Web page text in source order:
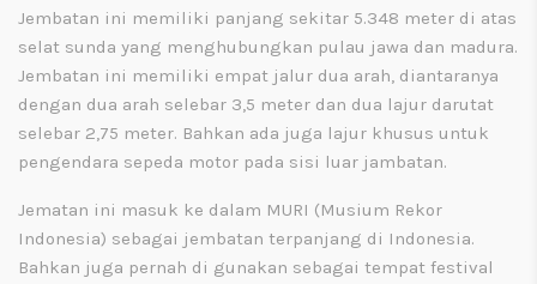
Jembatan ini memiliki panjang sekitar 5.348 meter di atas
selat sunda yang menghubungkan pulau jawa dan madura.
Jembatan ini memiliki empat jalur dua arah, diantaranya
dengan dua arah selebar 3,5 meter dan dua lajur darutat
selebar 2,75 meter. Bahkan ada juga lajur khusus untuk
pengendara sepeda motor pada sisi luar jambatan.
Jematan ini masuk ke dalam MURI (Musium Rekor
Indonesia) sebagai jembatan terpanjang di Indonesia.
Bahkan juga pernah di gunakan sebagai tempat festival